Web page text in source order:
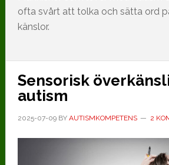
ofta svårt att tolka och sätta ord
känslor.
Sensorisk
autism
2025-07-09BY AUTISMKOMPETENS 2